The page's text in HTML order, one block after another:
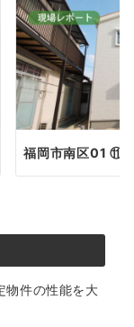
福岡市南区01 ⑪
物件の性能を大